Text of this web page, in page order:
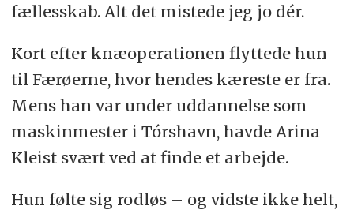
fællesskab. Alt det mistede jeg jo dér.
Kort efter knæoperationen flyttede hun
til Færøerne, hvor hendes kæreste er fra.
Mens han var under uddannelse som
maskinmester i Tórshavn, havde Arina
Kleist svært ved at finde et arbejde.
Hun følte sig rodløs – og vidste ikke helt,